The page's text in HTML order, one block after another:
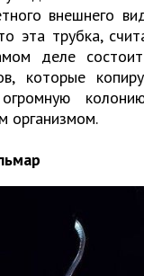
внешнего
эта трубка,
деле
которые
организмом.